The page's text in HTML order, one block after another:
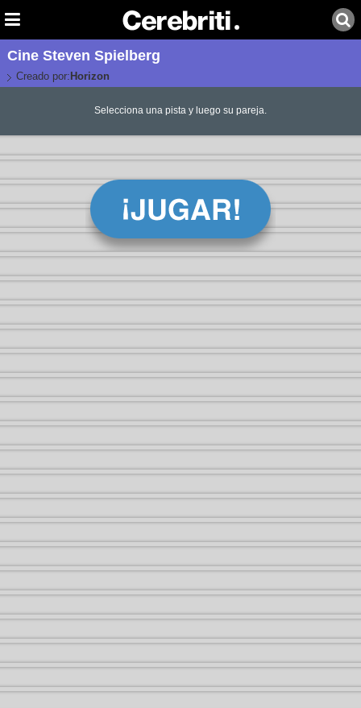
Cine Steven Spielberg
Creado por: Horizon
Selecciona una pista y luego su pareja.